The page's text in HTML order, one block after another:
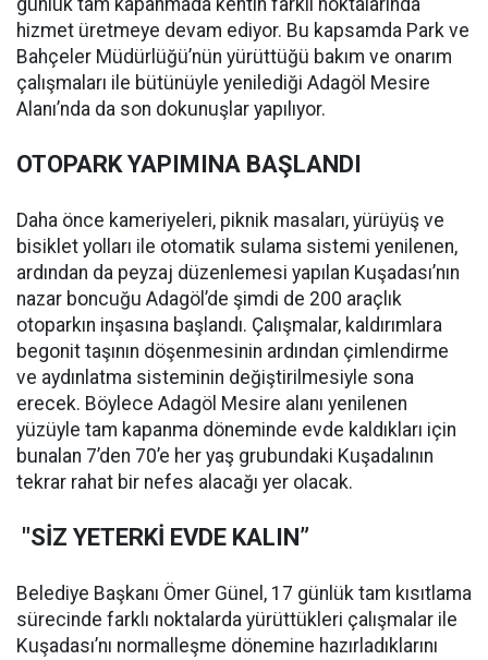
günlük tam kapanmada kentin farklı noktalarında
hizmet üretmeye devam ediyor. Bu kapsamda Park ve
Bahçeler Müdürlüğü’nün yürüttüğü bakım ve onarım
çalışmaları ile bütünüyle yenilediği Adagöl Mesire
Alanı’nda da son dokunuşlar yapılıyor.
OTOPARK YAPIMINA BAŞLANDI
Daha önce kameriyeleri, piknik masaları, yürüyüş ve
bisiklet yolları ile otomatik sulama sistemi yenilenen,
ardından da peyzaj düzenlemesi yapılan Kuşadası’nın
nazar boncuğu Adagöl’de şimdi de 200 araçlık
otoparkın inşasına başlandı. Çalışmalar, kaldırımlara
begonit taşının döşenmesinin ardından çimlendirme
ve aydınlatma sisteminin değiştirilmesiyle sona
erecek. Böylece Adagöl Mesire alanı yenilenen
yüzüyle tam kapanma döneminde evde kaldıkları için
bunalan 7’den 70’e her yaş grubundaki Kuşadalının
tekrar rahat bir nefes alacağı yer olacak.
"SİZ YETERKİ EVDE KALIN”
Belediye Başkanı Ömer Günel, 17 günlük tam kısıtlama
sürecinde farklı noktalarda yürüttükleri çalışmalar ile
Kuşadası’nı normalleşme dönemine hazırladıklarını